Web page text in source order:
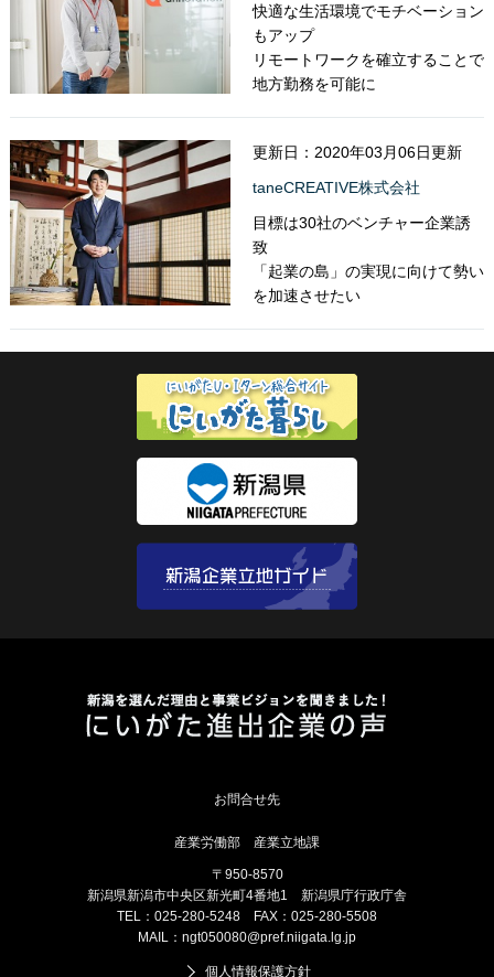
快適な生活環境でモチベーション
もアップ
リモートワークを確立することで
地方勤務を可能に
更新日：2020年03月06日更新
taneCREATIVE株式会社
目標は30社のベンチャー企業誘
致
「起業の島」の実現に向けて勢い
を加速させたい
産業労働部 産業立地課
〒950-8570
新潟県新潟市中央区新光町4番地1 新潟県庁行政庁舎
TEL：025-280-5248 FAX：025-280-5508
MAIL： ngt050080@pref.niigata.lg.jp
個人情報保護方針